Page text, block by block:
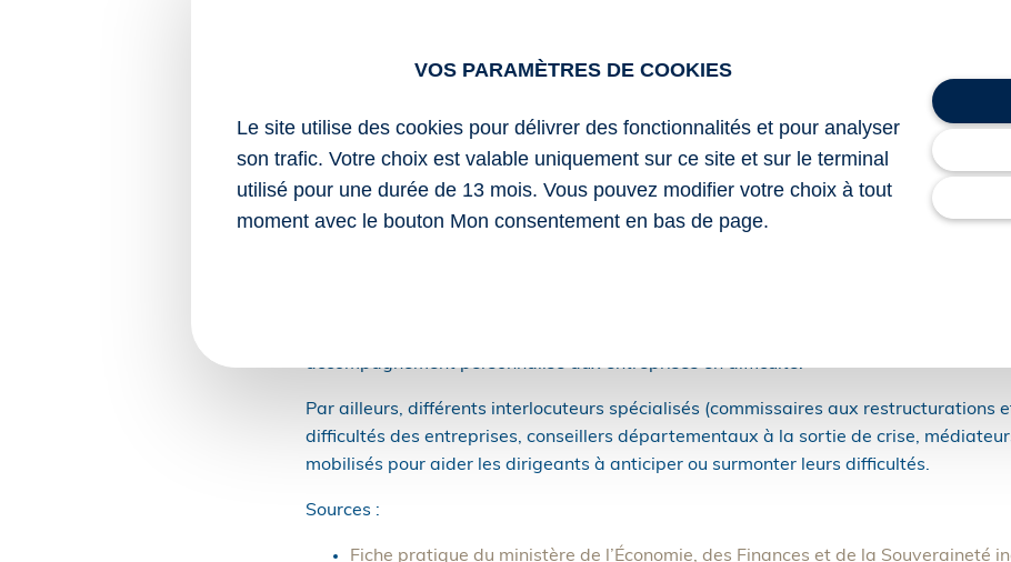
dans certaines situations.
En l’absence de réponse à l’issue du délai applicable, la demande est considérée
Des interlocuteurs dédiés pour accompagner les entreprises
Les entreprises confrontées à des difficultés économiques ou financières ne sont pas
accompagnement personnalisé aux entreprises en difficulté.
Par ailleurs, différents interlocuteurs spécialisés (commissaires aux restructurations
difficultés des entreprises, conseillers départementaux à la sortie de crise,
mobilisés pour aider les dirigeants à anticiper ou surmonter leurs difficultés.
Sources :
Fiche pratique du ministère de l’Économie, des Finances et de la Souveraineté
VOS PARAMÈTRES DE COOKIES
Le site utilise des cookies pour délivrer des fonctionnalités et pour analyser
son trafic. Votre choix est valable uniquement sur ce site et sur le terminal
utilisé pour une durée de 13 mois. Vous pouvez modifier votre choix à tout
moment avec le bouton Mon consentement en bas de page.